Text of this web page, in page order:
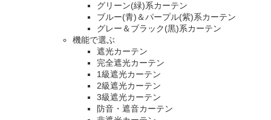
グリーン(緑)系カーテン
ブルー(青)＆パープル(紫)系カーテン
グレー＆ブラック(黒)系カーテン
機能で選ぶ
遮光カーテン
完全遮光カーテン
1級遮光カーテン
2級遮光カーテン
3級遮光カーテン
防音・遮音カーテン